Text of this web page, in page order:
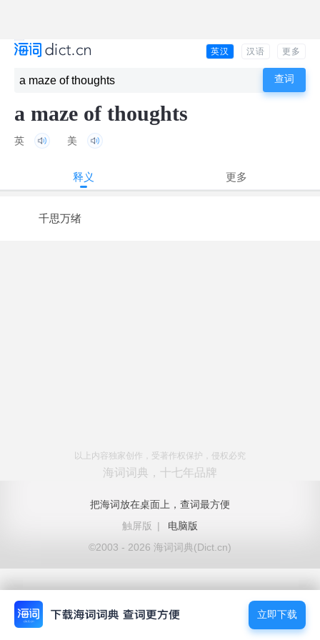
英汉 汉语 更多
a maze of thoughts
英 美
释义 更多
千思万绪
以上内容独家创作，受著作权保护，侵权必究
海词词典，十七年品牌
把海词放在桌面上，查词最方便
触屏版
|
电脑版
©2003 - 2026 海词词典(Dict.cn)
立即下载
立即下载